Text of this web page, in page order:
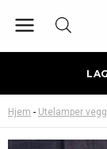
rett
Hjem - Utelamper vegg